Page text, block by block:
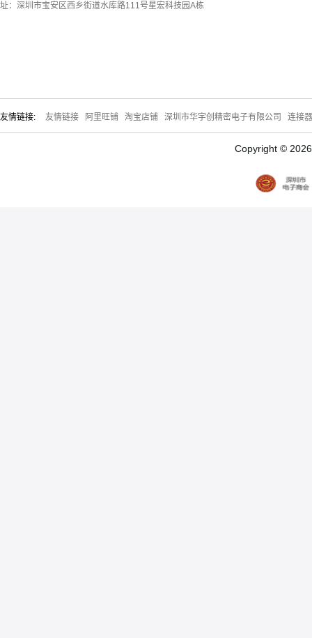
：深圳市宝安区西乡街道水库路111号星宏科技园A栋
友情链接: 友情链接 阿里旺铺 淘宝店铺 深圳市华宇创精密电子有限公司 连接
Copyright ©